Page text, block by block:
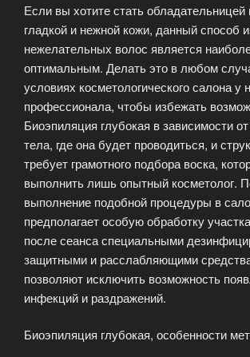
Если вы хотите стать обладательницей
гладкой и нежной кожи, данный способ
нежелательных волос является
оптимальным. Делать это в любом
условиях косметологического салона у
профессионала, чтобы избежать
Биоэпиляция глубокая в зависимости от
тела, где она будет проводиться, и
требует грамотного подбора воска,
выполнить лишь опытный косметолог.
выполнение подобной процедуры в
предполагает особую обработку
после сеанса специальными
защитными и расслабляющими
позволяют исключить возможность
инфекций и раздражений.
Биоэпиляция глубокая, особенности